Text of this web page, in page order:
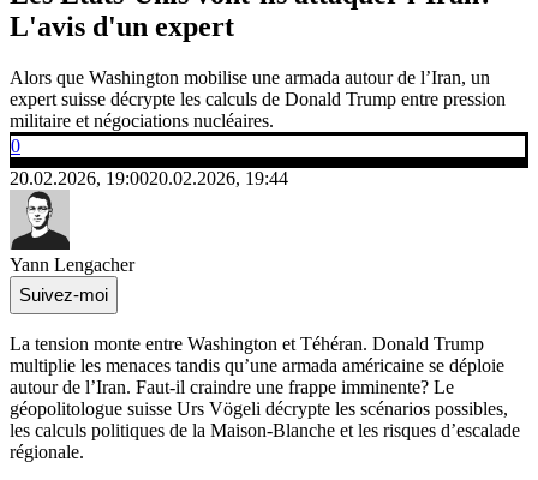
L'avis d'un expert
Alors que Washington mobilise une armada autour de l’Iran, un
expert suisse décrypte les calculs de Donald Trump entre pression
militaire et négociations nucléaires.
0
20.02.2026, 19:0020.02.2026, 19:44
Yann Lengacher
Suivez-moi
La tension monte entre Washington et Téhéran. Donald Trump
multiplie les menaces tandis qu’une armada américaine se déploie
autour de l’Iran. Faut-il craindre une frappe imminente? Le
géopolitologue suisse Urs Vögeli décrypte les scénarios possibles,
les calculs politiques de la Maison-Blanche et les risques d’escalade
régionale.